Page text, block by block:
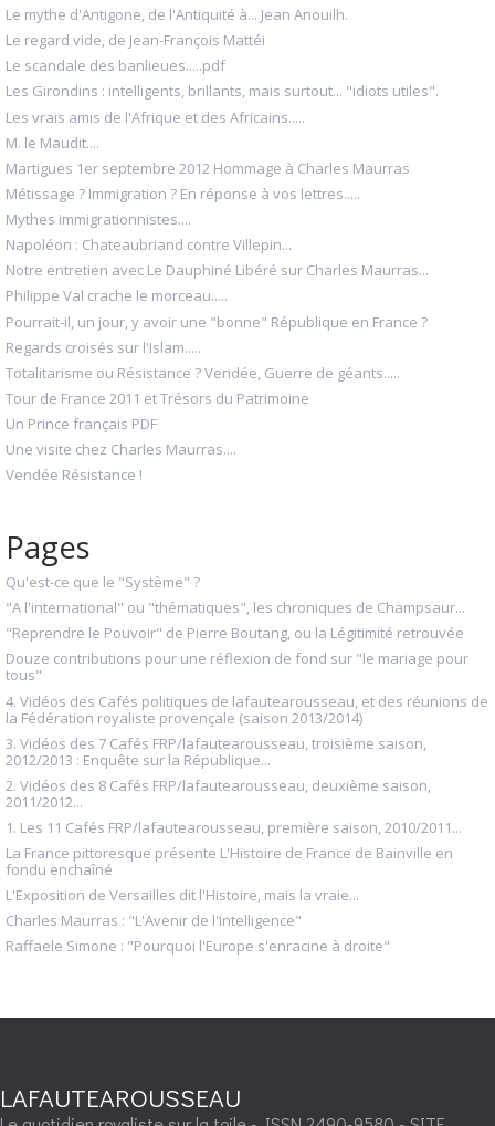
Le mythe d'Antigone, de l'Antiquité à... Jean Anouilh.
Le regard vide, de Jean-François Mattéi
Le scandale des banlieues.....pdf
Les Girondins : intelligents, brillants, mais surtout... "idiots utiles".
Les vrais amis de l'Afrique et des Africains.....
M. le Maudit....
Martigues 1er septembre 2012 Hommage à Charles Maurras
Métissage ? Immigration ? En réponse à vos lettres.....
Mythes immigrationnistes....
Napoléon : Chateaubriand contre Villepin...
Notre entretien avec Le Dauphiné Libéré sur Charles Maurras...
Philippe Val crache le morceau.....
Pourrait-il, un jour, y avoir une "bonne" République en France ?
Regards croisés sur l'Islam.....
Totalitarisme ou Résistance ? Vendée, Guerre de géants.....
Tour de France 2011 et Trésors du Patrimoine
Un Prince français PDF
Une visite chez Charles Maurras....
Vendée Résistance !
Pages
Qu'est-ce que le "Système" ?
"A l'international" ou "thématiques", les chroniques de Champsaur...
"Reprendre le Pouvoir" de Pierre Boutang, ou la Légitimité retrouvée
Douze contributions pour une réflexion de fond sur "le mariage pour
tous"
4. Vidéos des Cafés politiques de lafautearousseau, et des réunions de
la Fédération royaliste provençale (saison 2013/2014)
3. Vidéos des 7 Cafés FRP/lafautearousseau, troisième saison,
2012/2013 : Enquête sur la République...
2. Vidéos des 8 Cafés FRP/lafautearousseau, deuxième saison,
2011/2012...
1. Les 11 Cafés FRP/lafautearousseau, première saison, 2010/2011...
La France pittoresque présente L'Histoire de France de Bainville en
fondu enchaîné
L'Exposition de Versailles dit l'Histoire, mais la vraie...
Charles Maurras : "L'Avenir de l'Intelligence"
Raffaele Simone : "Pourquoi l'Europe s'enracine à droite"
LAFAUTEAROUSSEAU